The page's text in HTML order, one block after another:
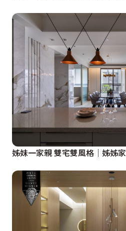
姊妹一家親 雙宅雙風格│姊姊家